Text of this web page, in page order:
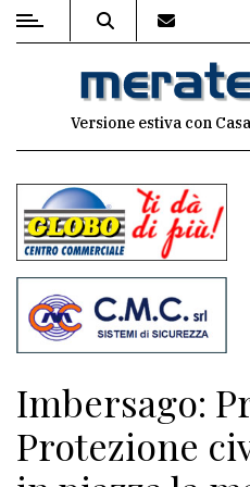
MENU
commenti
Contenuti
del
sito
Associazioni
Meteo
Versione estiva con
Imbersago:
Protezione